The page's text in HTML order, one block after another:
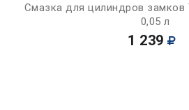
Смазка для цилиндров
0,05 л
1 239